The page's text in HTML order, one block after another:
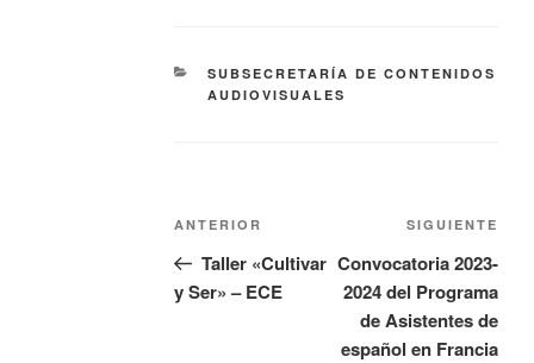
SUBSECRETARÍA DE CONTENIDOS
AUDIOVISUALES
ANTERIOR
Taller «Cultivar
y Ser» – ECE
SIGUIENTE
Convocatoria 2023-
2024 del Programa
de Asistentes de
español en Francia